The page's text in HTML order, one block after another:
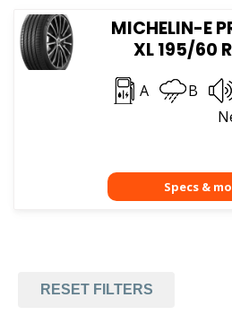
MICHELIN-E
XL 195/60
A B
RESET FILTERS